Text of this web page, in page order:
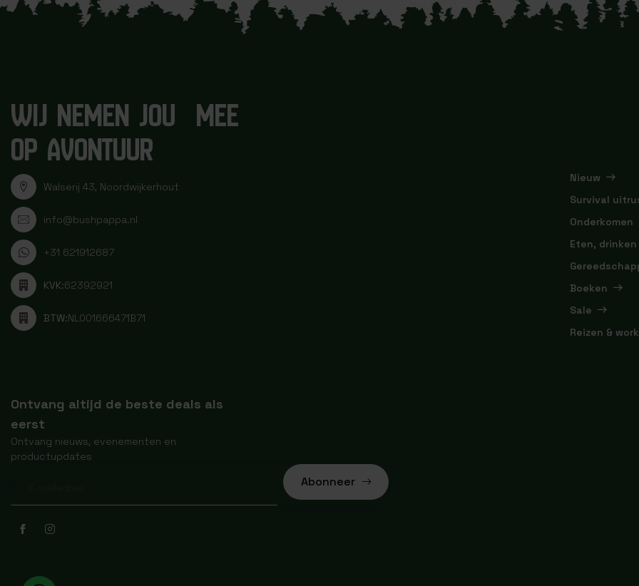
WIJ NEMEN JOU MEE
OP AVONTUUR
Walserij 43, Noordwijkerhout
info@bushpappa.nl
+31 621912687
KVK:62392921
BTW:NL001666471B71
Nieuw
Survival
Onderkomen
Eten,
Boeken
Sale
Reizen &
Ontvang altijd de beste deals als
eerst
Ontvang nieuws, evenementen en
productupdates
Abonneer